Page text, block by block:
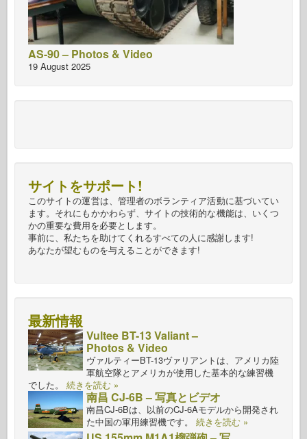
AS-90 – Photos & Video
19 August 2025
サイトをサポート!
このサイトの運営は、管理者のボランティア活動に基づいてい
ます。それにもかかわらず、サイトの技術的な機能は、いくつ
かの重要な費用を必要とします。
事前に、私たちを助けてくれるすべての人に感謝します!
あなたが望むものを与えることができます!
最新情報
Vultee BT-13 Valiant –
Photos & Video
ヴァルティーBT-13ヴァリアントは、アメリカ陸
軍航空隊とアメリカが使用した基本的な練習機
でした。 続きを読む »
南昌 CJ-6B – 写真とビデオ
南昌CJ-6Bは、以前のCJ-6Aモデルから開発され
た中国の軍用練習機です。 続きを読む »